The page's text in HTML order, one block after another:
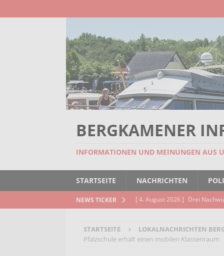
BERGKAMENER
INFORMATIONEN UND MEINUNGEN AUS
STARTSEITE NACHRICHTEN
NEWS TICKER [ 4. August 2026 ] Drei
[ 4. August 2026 ] Blues mit
STARTSEITE
LOKALNACHRICHTEN
Pfalzschule erhält einen mobilen Klassenraum